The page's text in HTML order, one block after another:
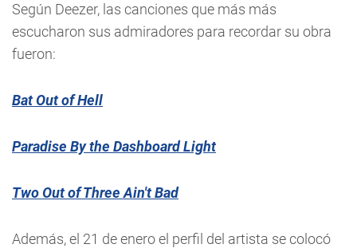
Según Deezer, las canciones que más más
escucharon sus admiradores para recordar su obra
fueron:
Bat Out of Hell
Paradise By the Dashboard Light
Two Out of Three Ain't Bad
Además, el 21 de enero el perfil del artista se colocó